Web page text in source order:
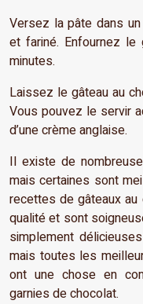
Versez la pâte dans
et fariné. Enfournez le
minutes.
Laissez le gâteau au
Vous pouvez le servir
d’une crème anglaise.
Il existe de
mais certaines sont
recettes de gâteaux
qualité et sont
simplement
mais toutes les
ont une chose en
garnies de chocolat.